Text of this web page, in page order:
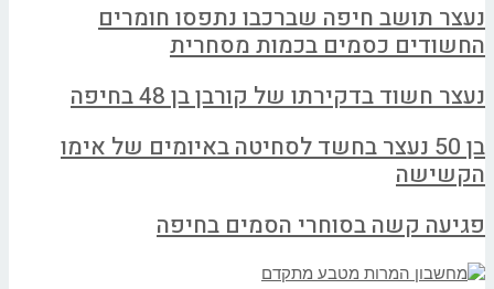
נעצר תושב חיפה שברכבו נתפסו חומרים
החשודים כסמים בכמות מסחרית
נעצר חשוד בדקירתו של קורבן בן 48 בחיפה
בן 50 נעצר בחשד לסחיטה באיומים של אימו
הקשישה
פגיעה קשה בסוחרי הסמים בחיפה